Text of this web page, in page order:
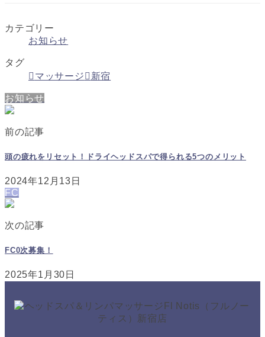
カテゴリー
お知らせ
タグ
マッサージ
新宿
お知らせ
前の記事
頭の疲れをリセット！ドライヘッドスパで得られる5つのメリット
2024年12月13日
FC
次の記事
FC0次募集！
2025年1月30日